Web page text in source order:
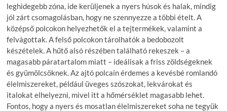
leghidegebb zóna, ide kerüljenek a nyers húsok és halak, mindig
jól zárt csomagolásban, hogy ne szennyezze a többi ételt. A
középső polcokon helyezhetők el a tejtermékek, valamint a
felvágottak. A felső polcokon tárolhatók a bedobozolt
készételek. A hűtő alsó részében található rekeszek – a
magasabb páratartalom miatt – ideálisak a friss zöldségeknek
és gyümölcsöknek. Az ajtó polcain érdemes a kevésbé romlandó
élelmiszereket, például üveges szószokat, lekvárokat és
italokat elhelyezni, mivel itt a hőmérséklet magasabb lehet.
Fontos, hogy a nyers és mosatlan élelmiszereket soha ne tegyük